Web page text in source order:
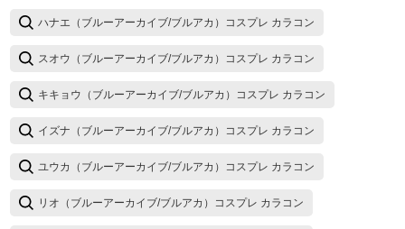
ハナエ（ブルーアーカイブ/ブルアカ）コスプレ カラコン
スオウ（ブルーアーカイブ/ブルアカ）コスプレ カラコン
キキョウ（ブルーアーカイブ/ブルアカ）コスプレ カラコン
イズナ（ブルーアーカイブ/ブルアカ）コスプレ カラコン
ユウカ（ブルーアーカイブ/ブルアカ）コスプレ カラコン
リオ（ブルーアーカイブ/ブルアカ）コスプレ カラコン